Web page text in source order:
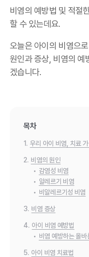
비염의 예방법 및 적절
할 수 있는데요.
오늘은 아이의 비염으
원인과 증상, 비염의 예
겠습니다.
목차
1. 우리 아이 비염, 치료
2. 비염의 원인
• 감염성 비염
• 알레르기 비염
• 비알레르기성 비염
3. 비염 증상
4. 아이 비염 예방법
• 비염 예방하는 올
5. 아이 비염 치료법